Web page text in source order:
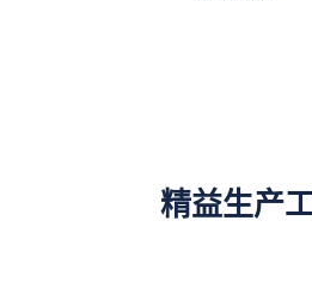
精益生产